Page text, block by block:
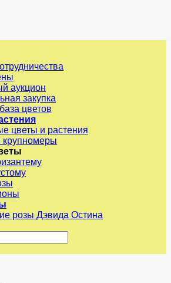
аукцион
закупка
цветов
цветы и растения
крупномеры
розы Дэвида Остина